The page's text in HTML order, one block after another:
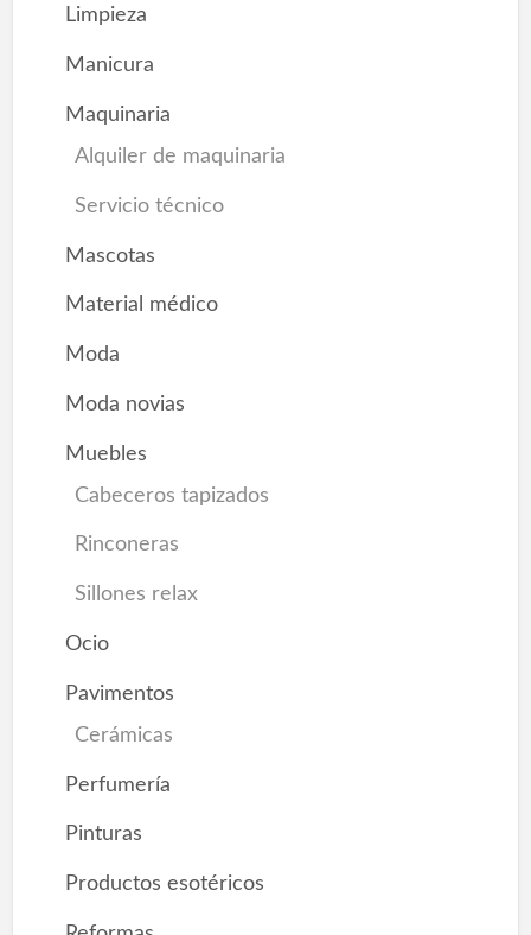
Limpieza
Manicura
Maquinaria
Alquiler de maquinaria
Servicio técnico
Mascotas
Material médico
Moda
Moda novias
Muebles
Cabeceros tapizados
Rinconeras
Sillones relax
Ocio
Pavimentos
Cerámicas
Perfumería
Pinturas
Productos esotéricos